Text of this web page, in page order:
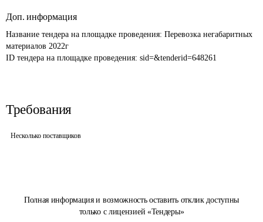
Полная информация и возможность оставить отклик доступны
только с лицензией «Тендеры»
Доп. информация
Название тендера на площадке проведения: Перевозка негабаритных
материалов 2022г
ID тендера на площадке проведения: sid=&tenderid=648261
Требования
Несколько поставщиков